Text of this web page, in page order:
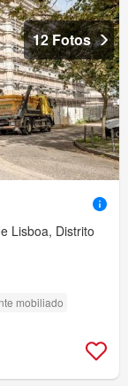
12 Fotos
Lisboa, Distrito
mobiliado